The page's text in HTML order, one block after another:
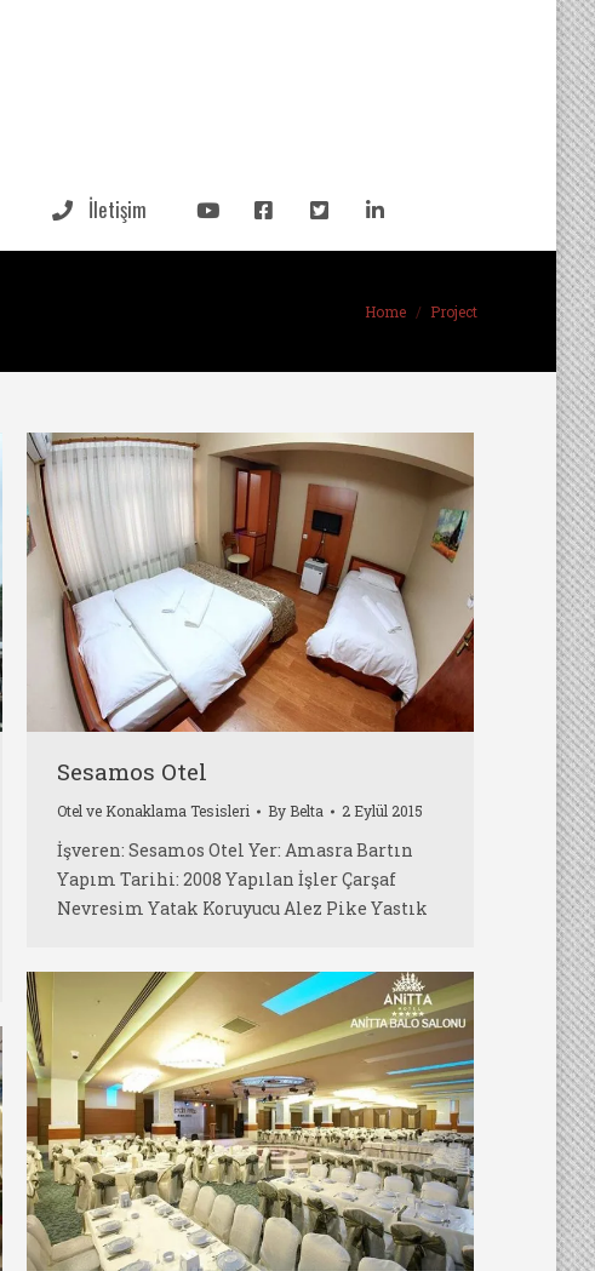
İletişim
Home Project
Sesamos Otel
Otel ve Konaklama Tesisleri By Belta 2 Eylül 2015
İşveren: Sesamos Otel Yer: Amasra Bartın
Yapım Tarihi: 2008 Yapılan İşler Çarşaf
Nevresim Yatak Koruyucu Alez Pike Yastık